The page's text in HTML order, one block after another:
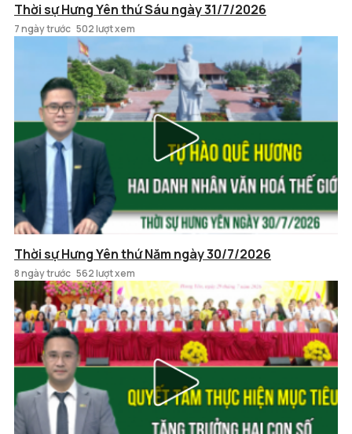
Thời sự Hưng Yên thứ Sáu ngày 31/7/2026
7 ngày trước 502 lượt xem
Thời sự Hưng Yên thứ Năm ngày 30/7/2026
8 ngày trước 562 lượt xem